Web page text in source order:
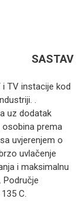
SASTAV
i TV instacije kod
.
uz dodatak
osobina prema
uvjerenjem o
uvlačenje
i maksimalnu
Područje
C.